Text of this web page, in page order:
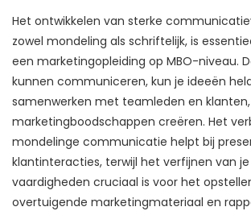
Het ontwikkelen van sterke
zowel mondeling als schriftelijk, is
een marketingopleiding op MBO-niveau.
kunnen communiceren, kun je ideeën
samenwerken met teamleden en
marketingboodschappen creëren. Het
mondelinge communicatie helpt bij
klantinteracties, terwijl het verfijnen van
vaardigheden cruciaal is voor het
overtuigende marketingmateriaal en